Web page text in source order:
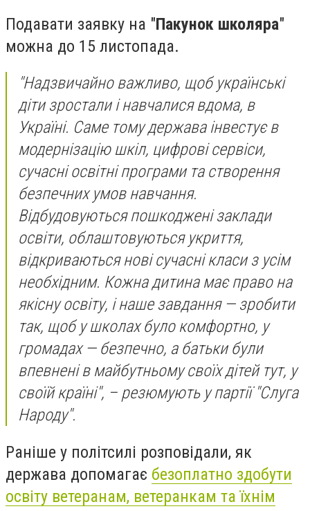
Подавати заявку на "Пакунок школяра"
можна до 15 листопада.
"Надзвичайно важливо, щоб українські
діти зростали і навчалися вдома, в
Україні. Саме тому держава інвестує в
модернізацію шкіл, цифрові сервіси,
сучасні освітні програми та створення
безпечних умов навчання.
Відбудовуються пошкоджені заклади
освіти, облаштовуються укриття,
відкриваються нові сучасні класи з усім
необхідним. Кожна дитина має право на
якісну освіту, і наше завдання — зробити
так, щоб у школах було комфортно, у
громадах — безпечно, а батьки були
впевнені в майбутньому своїх дітей тут, у
своїй країні", – резюмують у партії "Слуга
Народу".
Раніше у політсилі розповідали, як
держава допомагає безоплатно здобути
освіту ветеранам, ветеранкам та їхнім